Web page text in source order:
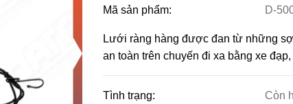
Mã sản phẩm: D-
Lưới ràng hàng được đan từ những
an toàn trên chuyến đi xa bằng xe đạp,
Tình trạng: Còn